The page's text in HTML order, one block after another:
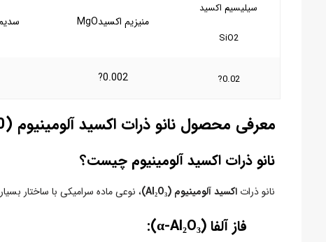
سیلیسیم اکسید
SiO2
منیزیم اکسیدMgO
0.02?
0.002?
معرفی محصول نانو ذرات اکسید آلومینیوم (20%فاز آلفا+80%فاز گاما)
نانو ذرات اکسید آلومینیوم چیست؟
نانو ذرات اکسید آلومینیوم (Al₂O₃) ، نوعی ماده سرامیکی با ساختار
فاز آلفا (α-Al₂O₃ ):